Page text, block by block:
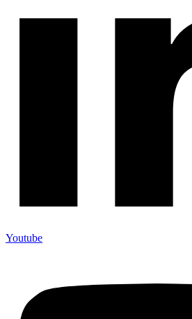
Youtube